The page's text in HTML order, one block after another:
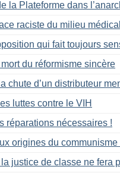
la Plateforme dans
raciste du milieu médical
qui fait toujours
du réformisme sincère
chute d’un distributeur
luttes contre le VIH
réparations nécessaires !
origines du
justice de classe ne fera